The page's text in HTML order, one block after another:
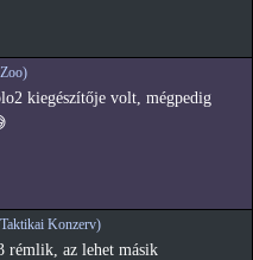
kiegészítője volt, mégpedig
Konzerv)
rémlik, az lehet másik